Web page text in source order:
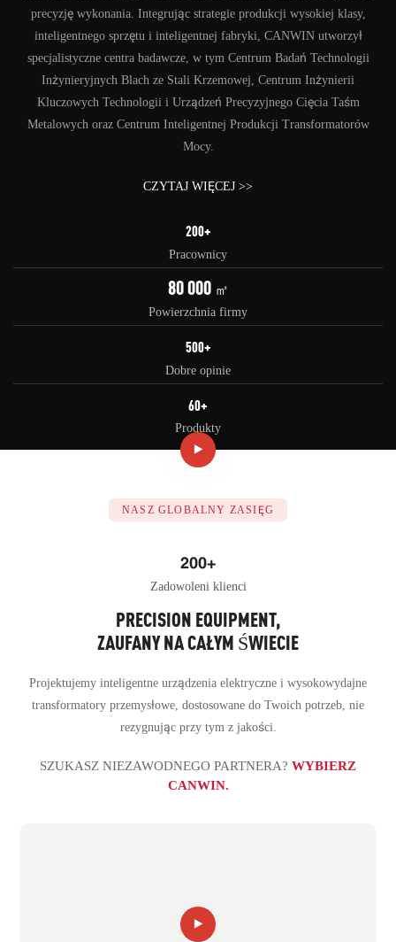
precyzję wykonania. Integrując strategie produkcji wysokiej klasy,
inteligentnego sprzętu i inteligentnej fabryki, CANWIN utworzył
specjalistyczne centra badawcze, w tym Centrum Badań Technologii
Inżynieryjnych Blach ze Stali Krzemowej, Centrum Inżynierii
Kluczowych Technologii i Urządzeń Precyzyjnego Cięcia Taśm
Metalowych oraz Centrum Inteligentnej Produkcji Transformatorów
Mocy.
CZYTAJ WIĘCEJ >>
200+
Pracownicy
80 000 ㎡
Powierzchnia firmy
500+
Dobre opinie
60+
Produkty
NASZ GLOBALNY ZASIĘG
200+
Zadowoleni klienci
PRECISION EQUIPMENT,
ZAUFANY NA CAŁYM ŚWIECIE
Projektujemy inteligentne urządzenia elektryczne i wysokowydajne
transformatory przemysłowe, dostosowane do Twoich potrzeb, nie
rezygnując przy tym z jakości.
SZUKASZ NIEZAWODNEGO PARTNERA? WYBIERZ
CANWIN.